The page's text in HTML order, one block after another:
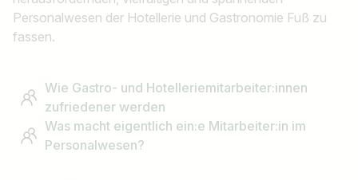
Personalwesen der Hotellerie und Gastronomie Fuß zu
fassen.
Wie Gastro- und Hotelleriemitarbeiter:innen
zufriedener werden
Was macht eigentlich ein:e Mitarbeiter:in im
Personalwesen?